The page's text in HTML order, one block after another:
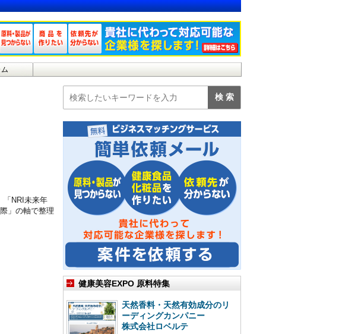
「NRI未来年
」の軸で整理
健康美容EXPO 原料特集
天然香料・天然有効成分のリ
ーディングカンパニー
株式会社ロベルテ